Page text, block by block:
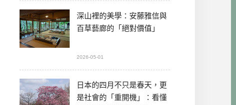
深山裡的美學：安藤雅信與
百草藝廊的「絕對價值」
2026-05-01
日本的四月不只是春天，更
是社會的「重開機」：看懂